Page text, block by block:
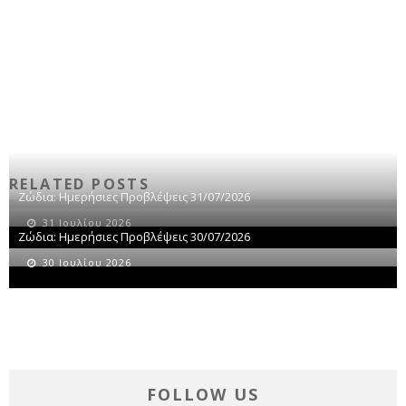
RELATED POSTS
Ζώδια: Ημερήσιες Προβλέψεις 31/07/2026
31 Ιουλίου 2026
Ζώδια: Ημερήσιες Προβλέψεις 30/07/2026
30 Ιουλίου 2026
FOLLOW US